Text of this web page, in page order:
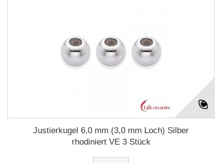
Justierkugel 6,0 mm (3,0 mm Loch) Silber
rhodiniert VE 3 Stück